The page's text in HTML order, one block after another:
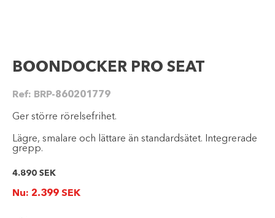
BOONDOCKER PRO SEAT
Ref: BRP-860201779
Ger större rörelsefrihet.
Lägre, smalare och lättare än standardsätet. Integrerade
grepp.
4.890 SEK
Nu: 2.399 SEK